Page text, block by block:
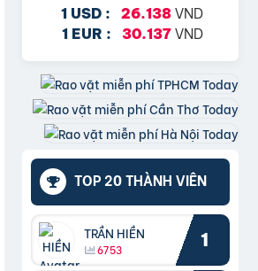
1 USD : 26.138 VND
1 EUR : 30.137VND
TOP 20 THÀNH VIÊN
TRẦN HIỀN
6753 1